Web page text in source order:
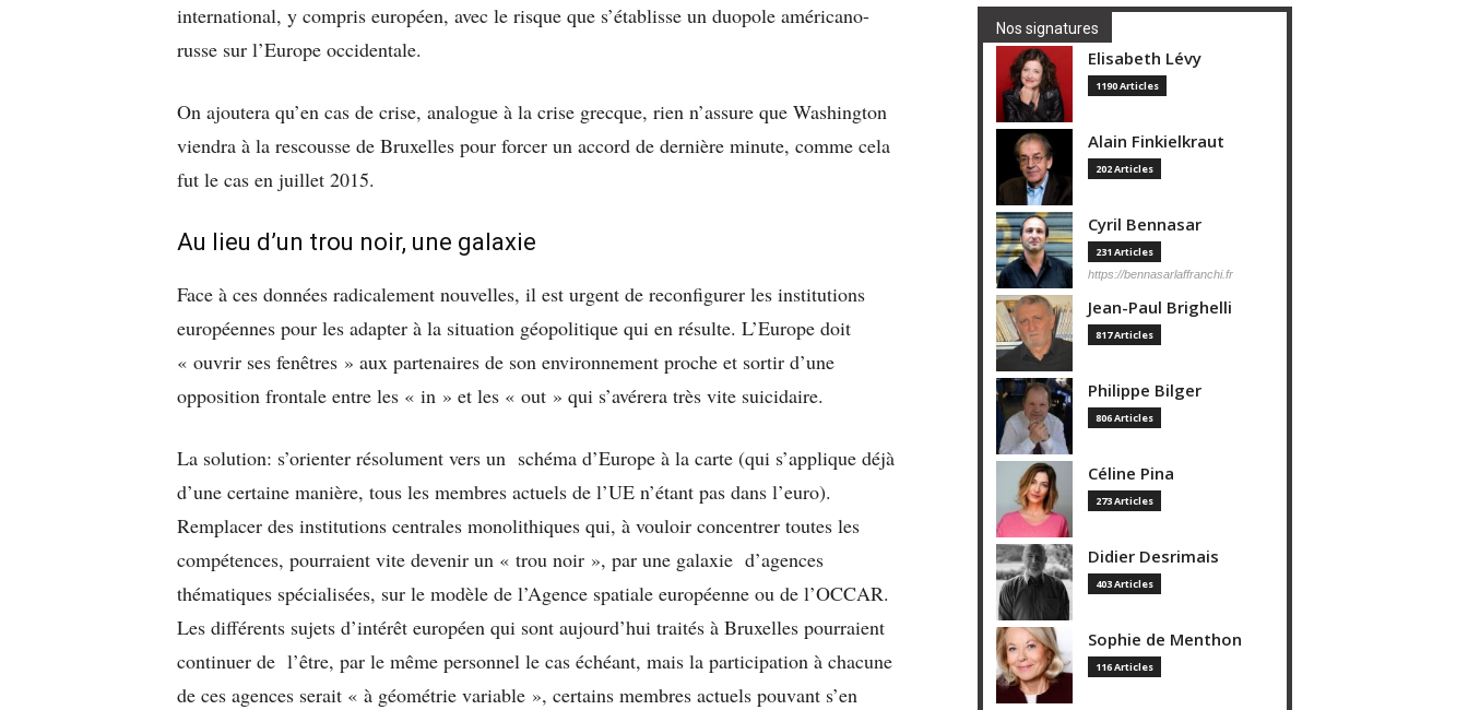
international, y compris européen, avec le risque que s’établisse un duopole américano-
russe sur l’Europe occidentale.
On ajoutera qu’en cas de crise, analogue à la crise grecque, rien n’assure que Washington
viendra à la rescousse de Bruxelles pour forcer un accord de dernière minute, comme cela
fut le cas en juillet 2015.
Au lieu d’un trou noir, une galaxie
Face à ces données radicalement nouvelles, il est urgent de reconfigurer les institutions
européennes pour les adapter à la situation géopolitique qui en résulte. L’Europe doit
« ouvrir ses fenêtres » aux partenaires de son environnement proche et sortir d’une
opposition frontale entre les « in » et les « out » qui s’avérera très vite suicidaire.
La solution: s’orienter résolument vers un schéma d’Europe à la carte (qui s’applique déjà
d’une certaine manière, tous les membres actuels de l’UE n’étant pas dans l’euro).
Remplacer des institutions centrales monolithiques qui, à vouloir concentrer toutes les
compétences, pourraient vite devenir un « trou noir », par une galaxie d’agences
thématiques spécialisées, sur le modèle de l’Agence spatiale européenne ou de l’OCCAR.
Les différents sujets d’intérêt européen qui sont aujourd’hui traités à Bruxelles pourraient
continuer de l’être, par le même personnel le cas échéant, mais la participation à chacune
de ces agences serait « à géométrie variable », certains membres actuels pouvant s’en
Nos signatures
Elisabeth Lévy
1190 Articles
Alain Finkielkraut
202 Articles
Cyril Bennasar
231 Articles
https://bennasarlaffranchi.fr
Jean-Paul Brighelli
817 Articles
Philippe Bilger
806 Articles
Céline Pina
273 Articles
Didier Desrimais
403 Articles
Sophie de Menthon
116 Articles